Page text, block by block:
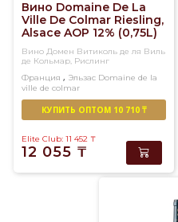
Вино Domaine De La
Ville De Colmar Riesling,
Alsace AOP 12% (0,75L)
Вино Домен Витиколь де ля Виль
де Кольмар, Рислинг
Франция , Эльзас Domaine de la
ville de colmar
Белое Сухое
КУПИТЬ ОПТОМ 10 710 ₸
Elite Club: 11 452 ₸
12 055 ₸